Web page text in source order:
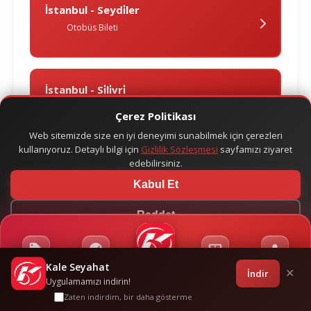
İstanbul - Seydi̇ler
Otobüs Bileti
İstanbul - Si̇li̇vri̇
İstanbul - Söke
İstanbul - Ulus
Otobüs Bileti
Kampanyalar Sponsorluklar Giriş
Çerez Politikası
Web sitemizde size en iyi deneyimi sunabilmek için çerezleri
kullanıyoruz. Detaylı bilgi için Gizlilik Sözleşmesi sayfamızı ziyaret
edebilirsiniz.
Kabul Et
Reddet
Kale Seyahat
Uygulamamızı indirin!
İndir ✕
Zaten indirdim, bir daha gösterme